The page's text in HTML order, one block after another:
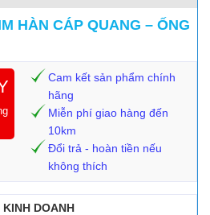
HÀN CÁP QUANG – ỐNG
Cam kết sản phẩm chính
hãng
Miễn phí giao hàng đến
10km
Đổi trả - hoàn tiền nếu
không thích
KINH DOANH